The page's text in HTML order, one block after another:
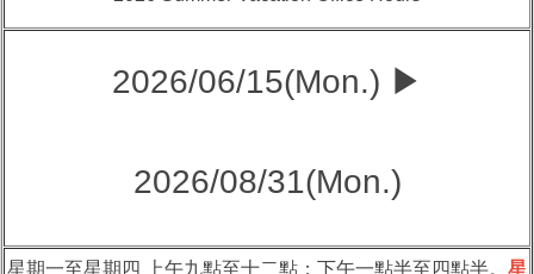
2026/06/15(Mon.) ▶
2026/08/31(Mon.)
星期一至星期四 上午九點至十二點；下午一點半至四點半。 星